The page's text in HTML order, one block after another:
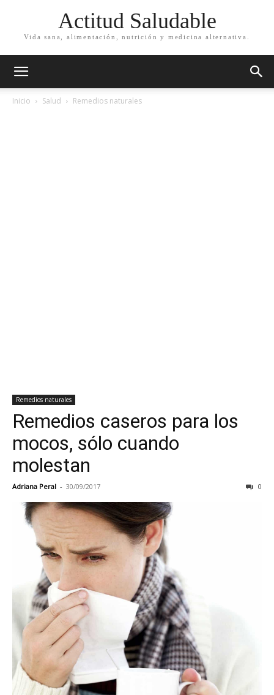
Actitud Saludable
Vida sana, alimentación, nutrición y medicina alternativa.
Inicio Salud Remedios naturales
Remedios naturales
Remedios caseros para los
mocos, sólo cuando
molestan
Adriana Peral - 30/09/2017 0